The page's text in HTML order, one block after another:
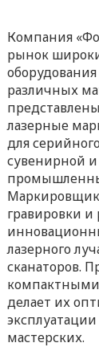
Компания
рынок
различных
лазерные
для
сувенирной
гравировки и
лазерного
сканаторов.
делает их
мастерских.